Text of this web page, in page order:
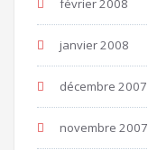
février 2008
janvier 2008
décembre 2007
novembre 2007